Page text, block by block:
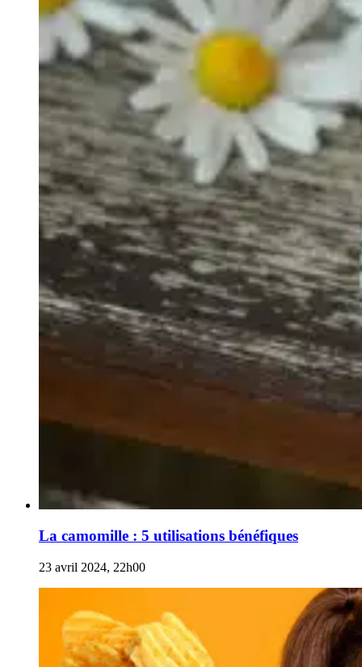
La camomille : 5 utilisations bénéfiques
23 avril 2024, 22h00